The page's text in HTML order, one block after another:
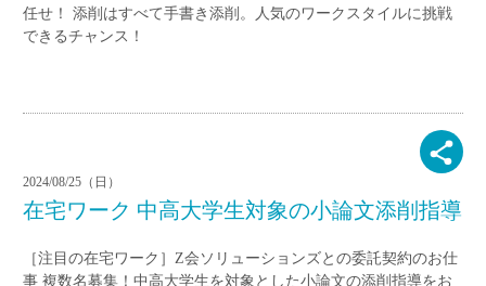
任せ！ 添削はすべて手書き添削。人気のワークスタイルに挑戦
できるチャンス！
2024/08/25（日）
在宅ワーク 中高大学生対象の小論文添削指導
［注目の在宅ワーク］Z会ソリューションズとの委託契約のお仕
事 複数名募集！中高大学生を対象とした小論文の添削指導をお